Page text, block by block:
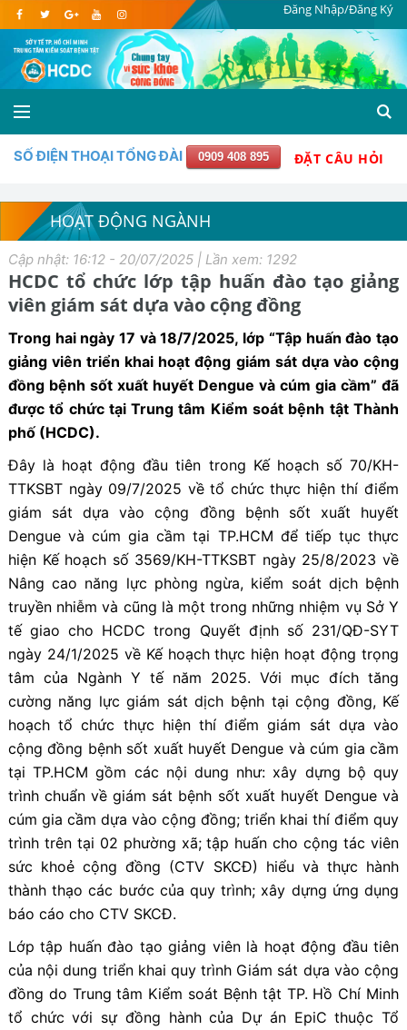
Đăng Nhập/Đăng Ký
SỐ ĐIỆN THOẠI TỔNG ĐÀI 0909 408 895 ĐẶT CÂU HỎI
HOẠT ĐỘNG NGÀNH
Cập nhật: 16:12 - 20/07/2025 | Lần xem: 1292
HCDC tổ chức lớp tập huấn đào tạo giảng
viên giám sát dựa vào cộng đồng
Trong hai ngày 17 và 18/7/2025, lớp “Tập huấn đào tạo
giảng viên triển khai hoạt động giám sát dựa vào cộng
đồng bệnh sốt xuất huyết Dengue và cúm gia cầm” đã
được tổ chức tại Trung tâm Kiểm soát bệnh tật Thành
phố (HCDC).
Đây là hoạt động đầu tiên trong Kế hoạch số 70/KH-
TTKSBT ngày 09/7/2025 về tổ chức thực hiện thí điểm
giám sát dựa vào cộng đồng bệnh sốt xuất huyết
Dengue và cúm gia cầm tại TP.HCM để tiếp tục thực
hiện Kế hoạch số 3569/KH-TTKSBT ngày 25/8/2023 về
Nâng cao năng lực phòng ngừa, kiểm soát dịch bệnh
truyền nhiễm và cũng là một trong những nhiệm vụ Sở Y
tế giao cho HCDC trong Quyết định số 231/QĐ-SYT
ngày 24/1/2025 về Kế hoạch thực hiện hoạt động trọng
tâm của Ngành Y tế năm 2025. Với mục đích tăng
cường năng lực giám sát dịch bệnh tại cộng đồng, Kế
hoạch tổ chức thực hiện thí điểm giám sát dựa vào
cộng đồng bệnh sốt xuất huyết Dengue và cúm gia cầm
tại TP.HCM gồm các nội dung như: xây dựng bộ quy
trình chuẩn về giám sát bệnh sốt xuất huyết Dengue và
cúm gia cầm dựa vào cộng đồng; triển khai thí điểm quy
trình trên tại 02 phường xã; tập huấn cho cộng tác viên
sức khoẻ cộng đồng (CTV SKCĐ) hiểu và thực hành
thành thạo các bước của quy trình; xây dựng ứng dụng
báo cáo cho CTV SKCĐ.
Lớp tập huấn đào tạo giảng viên là hoạt động đầu tiên
của nội dung triển khai quy trình Giám sát dựa vào cộng
đồng do Trung tâm Kiểm soát Bệnh tật TP. Hồ Chí Minh
tổ chức với sự đồng hành của Dự án EpiC thuộc Tổ